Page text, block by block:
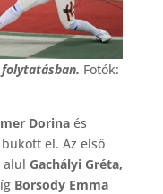
Fotók:
Dorinaés
el. Az első
alul Gachályi Gréta,
Borsody Emma